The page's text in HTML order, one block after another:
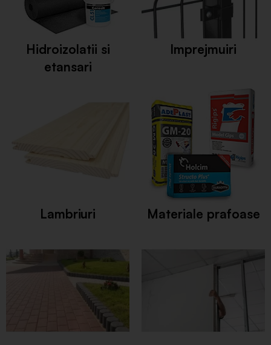
Hidroizolatii si
etansari
Imprejmuiri
Lambriuri Materiale prafoase